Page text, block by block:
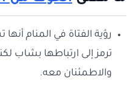
رؤية الفتاة في المنام
ترمز إلى ارتباطها بشاب
والاطمئنان معه.